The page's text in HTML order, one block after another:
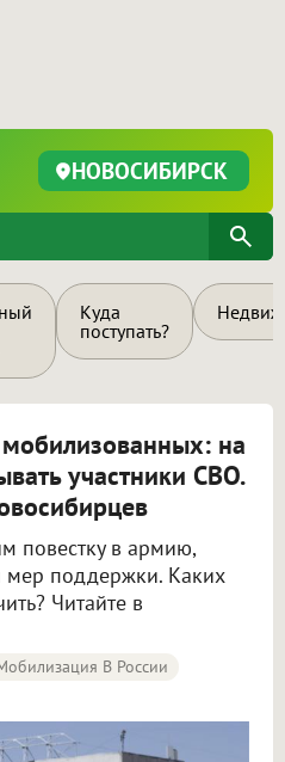
НОВОСИБИРСК
Куда
поступать?
на
участники СВО.
повестку в армию,
мер поддержки. Каких
Читайте в
В России